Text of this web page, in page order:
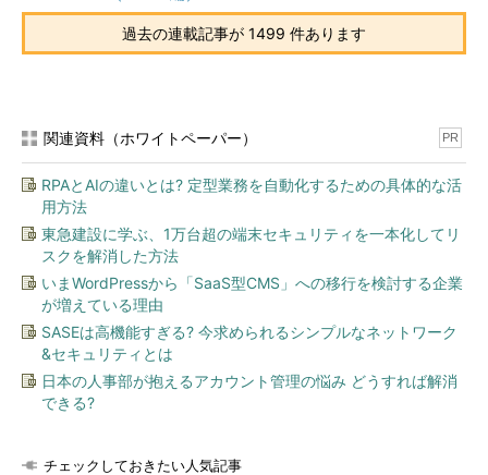
過去の連載記事が 1499 件あります
関連資料（ホワイトペーパー） PR
RPAとAIの違いとは? 定型業務を自動化するための具体的な活
用方法
東急建設に学ぶ、1万台超の端末セキュリティを一本化してリ
スクを解消した方法
いまWordPressから「SaaS型CMS」への移行を検討する企業
が増えている理由
SASEは高機能すぎる? 今求められるシンプルなネットワーク
&セキュリティとは
日本の人事部が抱えるアカウント管理の悩み どうすれば解消
できる?
チェックしておきたい人気記事